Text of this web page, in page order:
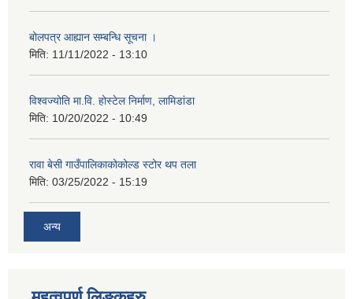
बोलपत्र आह्यान सम्बन्धि सूचना ।
मिति: 11/11/2022 - 13:10
विश्वज्योति मा.वि. होस्टेल निर्माण, लामिडांडा
मिति: 10/20/2022 - 10:49
रावा बेसी गाउँपालिकाकोकोल्ड स्टोर थप तला
मिति: 03/25/2022 - 15:19
अन्य